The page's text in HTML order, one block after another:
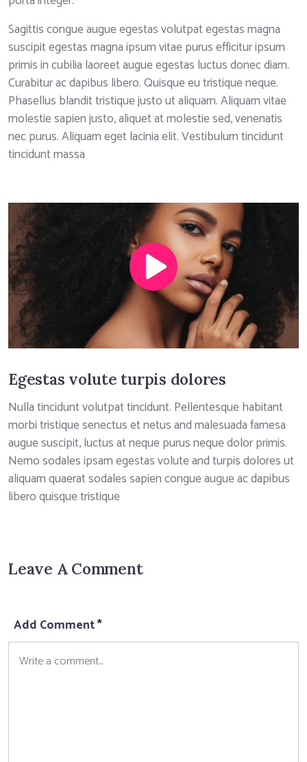
Sagittis congue augue egestas volutpat egestas magna
suscipit egestas magna ipsum vitae purus efficitur ipsum
primis in cubilia laoreet augue egestas luctus donec diam.
Curabitur ac dapibus libero. Quisque eu tristique neque.
Phasellus blandit tristique justo ut aliquam. Aliquam vitae
molestie sapien justo, aliquet at molestie sed, venenatis
nec purus. Aliquam eget lacinia elit. Vestibulum tincidunt
tincidunt massa
Egestas volute turpis dolores
Nulla tincidunt volutpat tincidunt. Pellentesque habitant
morbi tristique senectus et netus and malesuada famesa
augue suscipit, luctus at neque purus neque dolor primis.
Nemo sodales ipsam egestas volute and turpis dolores ut
aliquam quaerat sodales sapien congue augue ac dapibus
libero quisque tristique
Leave A Comment
Add Comment *